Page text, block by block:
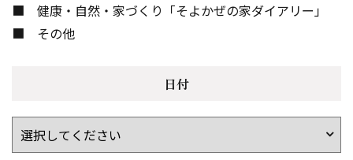
健康・自然・家づくり「そよかぜの家ダイアリー」
その他
日付